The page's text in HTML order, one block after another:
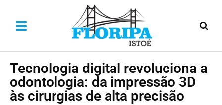
Tecnologia digital revoluciona a
odontologia: da impressão 3D
às cirurgias de alta precisão